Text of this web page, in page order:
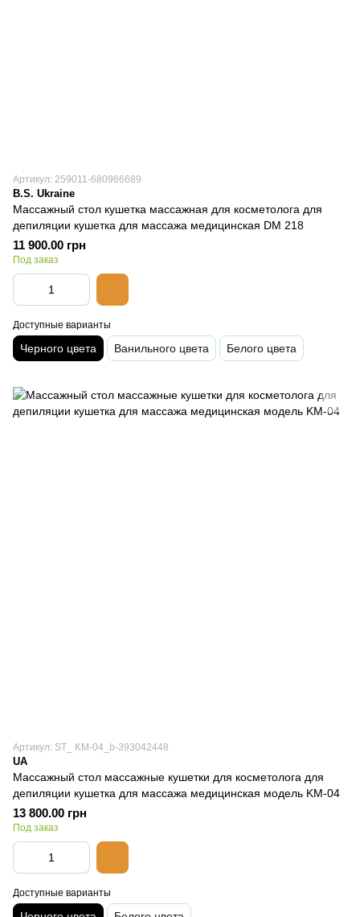
Артикул: 259011-680966689
B.S. Ukraine
Массажный стол кушетка массажная для косметолога для
депиляции кушетка для массажа медицинская DM 218
11 900.00 грн
Под заказ
Доступные варианты
Черного цвета Ванильного цвета Белого цвета
Артикул: ST_ KM-04_b-393042448
UA
Массажный стол массажные кушетки для косметолога для
депиляции кушетка для массажа медицинская модель KM-04
13 800.00 грн
Под заказ
Доступные варианты